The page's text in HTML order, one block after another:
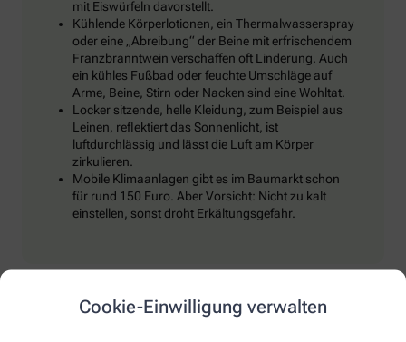
Cookie-Einwilligung verwalten
mit Eiswürfeln davorstellt.
Kühlende Körperlotionen, ein Thermalwasserspray
oder eine „Abreibung“ der Beine mit erfrischendem
Franzbranntwein verschaffen oft Linderung. Auch
ein kühles Fußbad oder feuchte Umschläge auf
Arme, Beine, Stirn oder Nacken sind eine Wohltat.
Locker sitzende, helle Kleidung, zum Beispiel aus
Leinen, reflektiert das Sonnenlicht, ist
luftdurchlässig und lässt die Luft am Körper
zirkulieren.
Mobile Klimaanlagen gibt es im Baumarkt schon
für rund 150 Euro. Aber Vorsicht: Nicht zu kalt
einstellen, sonst droht Erkältungsgefahr.